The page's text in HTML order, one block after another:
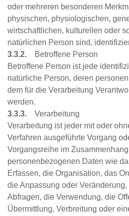
oder mehreren besonderen
physischen, physiologischen,
wirtschaftlichen, kulturellen oder
natürlichen Person sind,
3.3.2.
Betroffene Person
Betroffene Person ist jede
natürliche Person, deren
dem für die Verarbeitung
werden.
3.3.3.
Verarbeitung
Verarbeitung ist jeder mit oder
Verfahren ausgeführte Vorgang
Vorgangsreihe im
personenbezogenen Daten wie
Erfassen, die Organisation, das
die Anpassung oder
Abfragen, die Verwendung, die
Übermittlung, Verbreitung oder